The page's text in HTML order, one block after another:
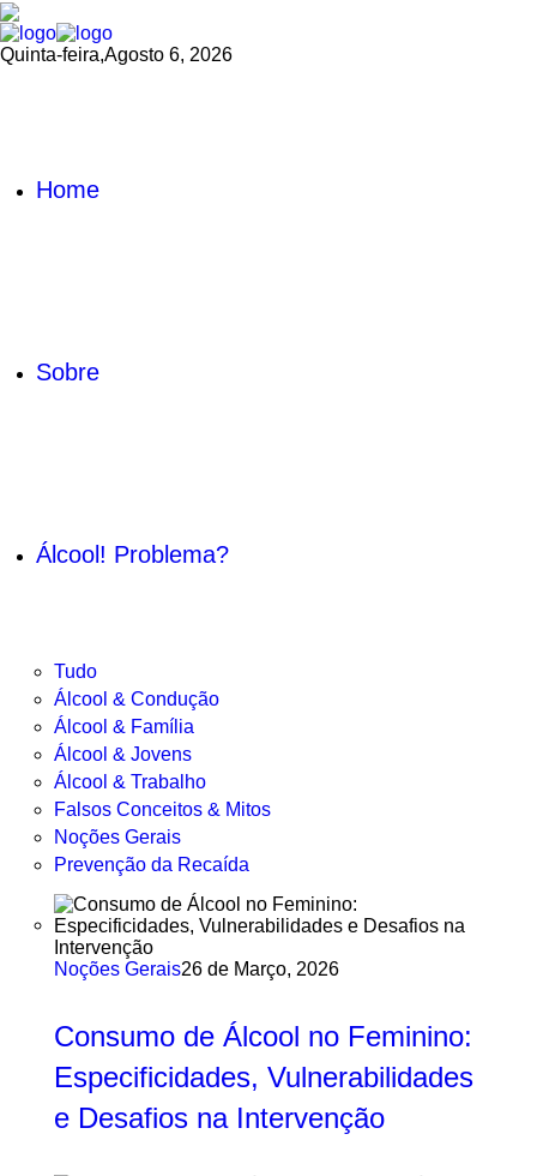
Quinta-feira,Agosto 6, 2026
Home
Sobre
Álcool! Problema?
Tudo
Álcool & Condução
Álcool & Família
Álcool & Jovens
Álcool & Trabalho
Falsos Conceitos & Mitos
Noções Gerais
Prevenção da Recaída
Noções Gerais26 de Março, 2026
Consumo de Álcool no Feminino:
Especificidades, Vulnerabilidades
e Desafios na Intervenção